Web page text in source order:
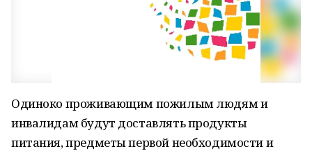
Одиноко проживающим пожилым людям и
инвалидам будут доставлять продукты
питания, предметы первой необходимости и